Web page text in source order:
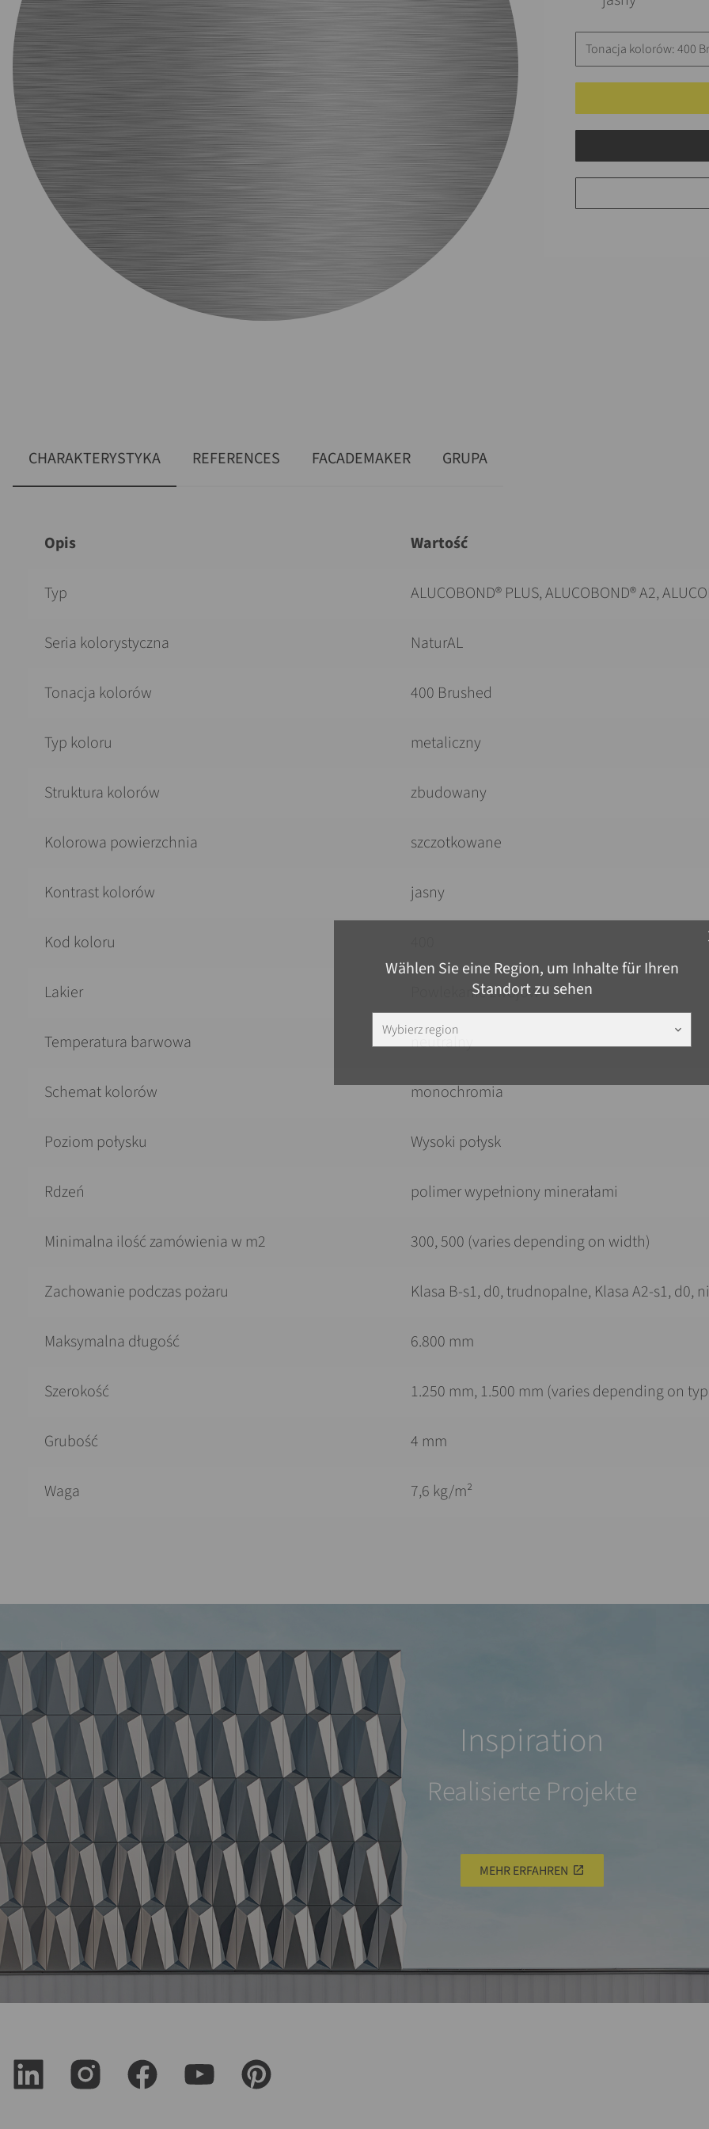
Wählen Sie eine Region, um Inhalte für Ihren
Standort zu sehen
Wybierz region keyboard_arrow_down
Tonacja kolorów: 400
CHARAKTERYSTYKA REFERENCES FACADEMAKER GRUPA
Opis Wartość
Typ ALUCOBOND® PLUS, ALUCOBOND® A2,
Seria kolorystyczna NaturAL
Tonacja kolorów 400 Brushed
Typ koloru metaliczny
Struktura kolorów zbudowany
Kolorowa powierzchnia szczotkowane
Kontrast kolorów jasny
Kod koloru
Lakier Powlekanie zwojów
Temperatura barwowa neutralny
Schemat kolorów monochromia
Poziom połysku Wysoki połysk
Rdzeń polimer wypełniony minerałami
Minimalna ilość zamówienia w m2 300, 500 (varies depending on width)
Zachowanie podczas pożaru Klasa B-s1, d0, trudnopalne, Klasa A2-s1, d0,
Maksymalna długość 6.800 mm
Szerokość 1.250 mm, 1.500 mm (varies depending on
Grubość 4 mm
Waga 7,6 kg/m²
Inspiration
Realisierte Projekte
MEHR ERFAHREN